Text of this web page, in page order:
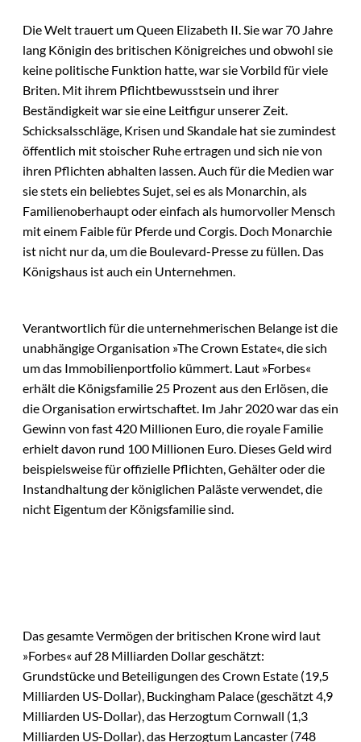
Die Welt trauert um Queen Elizabeth II. Sie war 70 Jahre
lang Königin des britischen Königreiches und obwohl sie
keine politische Funktion hatte, war sie Vorbild für viele
Briten. Mit ihrem Pflichtbewusstsein und ihrer
Beständigkeit war sie eine Leitfigur unserer Zeit.
Schicksalsschläge, Krisen und Skandale hat sie zumindest
öffentlich mit stoischer Ruhe ertragen und sich nie von
ihren Pflichten abhalten lassen. Auch für die Medien war
sie stets ein beliebtes Sujet, sei es als Monarchin, als
Familienoberhaupt oder einfach als humorvoller Mensch
mit einem Faible für Pferde und Corgis. Doch Monarchie
ist nicht nur da, um die Boulevard-Presse zu füllen. Das
Königshaus ist auch ein Unternehmen.
Verantwortlich für die unternehmerischen Belange ist die
unabhängige Organisation »The Crown Estate«, die sich
um das Immobilienportfolio kümmert. Laut »Forbes«
erhält die Königsfamilie 25 Prozent aus den Erlösen, die
die Organisation erwirtschaftet. Im Jahr 2020 war das ein
Gewinn von fast 420 Millionen Euro, die royale Familie
erhielt davon rund 100 Millionen Euro. Dieses Geld wird
beispielsweise für offizielle Pflichten, Gehälter oder die
Instandhaltung der königlichen Paläste verwendet, die
nicht Eigentum der Königsfamilie sind.
Das gesamte Vermögen der britischen Krone wird laut
»Forbes« auf 28 Milliarden Dollar geschätzt:
Grundstücke und Beteiligungen des Crown Estate (19,5
Milliarden US-Dollar), Buckingham Palace (geschätzt 4,9
Milliarden US-Dollar), das Herzogtum Cornwall (1,3
Milliarden US-Dollar), das Herzogtum Lancaster (748